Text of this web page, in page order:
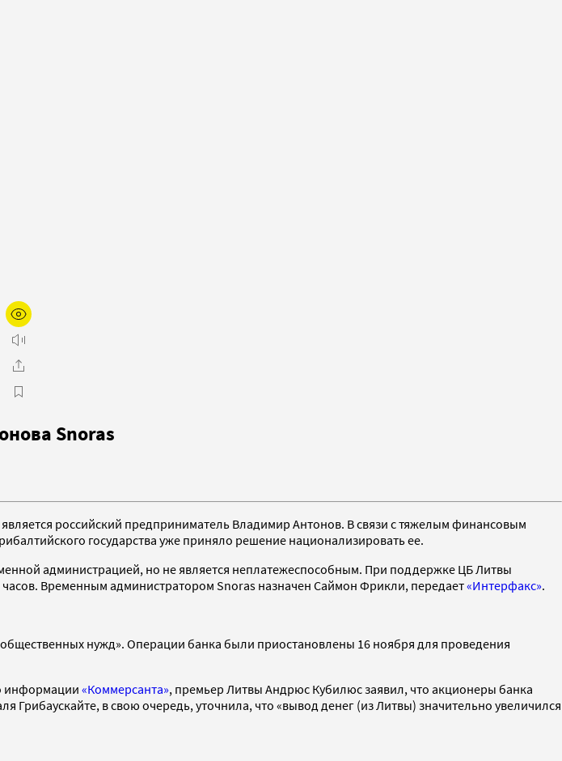
Snoras
российский предприниматель Владимир Антонов. В связи с тяжелым финансовым
государства уже приняло решение национализировать ее.
администрацией, но не является неплатежеспособным. При поддержке ЦБ Литвы
Временным администратором Snoras назначен Саймон Фрикли, передает«Интерфакс».
нужд». Операции банка были приостановлены 16 ноября для проведения
информации «Коммерсанта», премьер Литвы Андрюс Кубилюс заявил, что акционеры банка
в свою очередь, уточнила, что «вывод денег (из Литвы) значительно увеличился